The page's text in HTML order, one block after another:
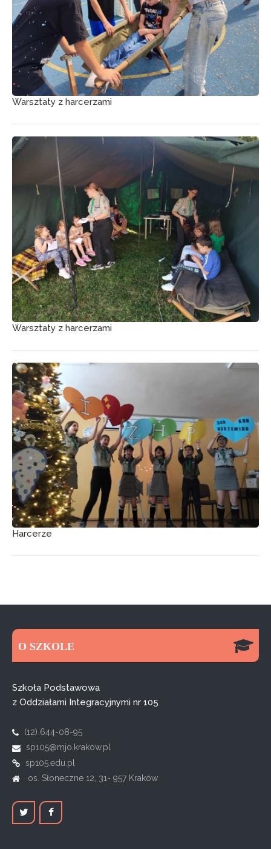
Warsztaty z harcerzami
Warsztaty z harcerzami
Harcerze
O SZKOLE
Szkoła Podstawowa
z Oddziałami Integracyjnymi nr 105
(12) 644-08-95
sp105@mjo.krakow.pl
sp105.edu.pl
os. Słoneczne 12, 31- 957 Kraków